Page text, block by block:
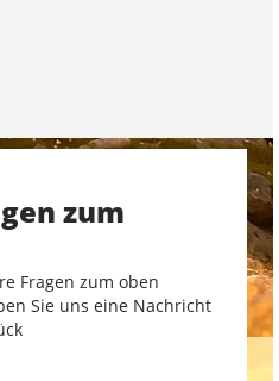
zum
Fragen zum oben
Sie uns eine Nachricht